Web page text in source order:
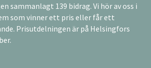
sammanlagt 139 bidrag. Vi hör av oss i
som vinner ett pris eller får ett
Prisutdelningen är på Helsingfors